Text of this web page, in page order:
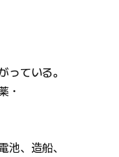
っている。
・
、造船、